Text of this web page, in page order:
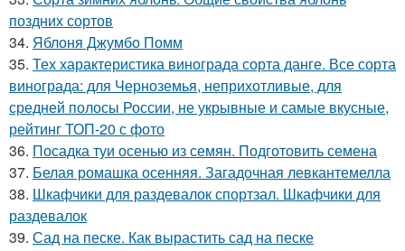
поздних сортов
34. Яблоня Джумбо Помм
35. Тех характеристика винограда сорта данге. Все сорта
винограда: для Черноземья, неприхотливые, для
средней полосы России, не укрывные и самые вкусные,
рейтинг ТОП-20 с фото
36. Посадка туи осенью из семян. Подготовить семена
37. Белая ромашка осенняя. Загадочная левкантемелла
38. Шкафчики для раздевалок спортзал. Шкафчики для
раздевалок
39. Сад на песке. Как вырастить сад на песке